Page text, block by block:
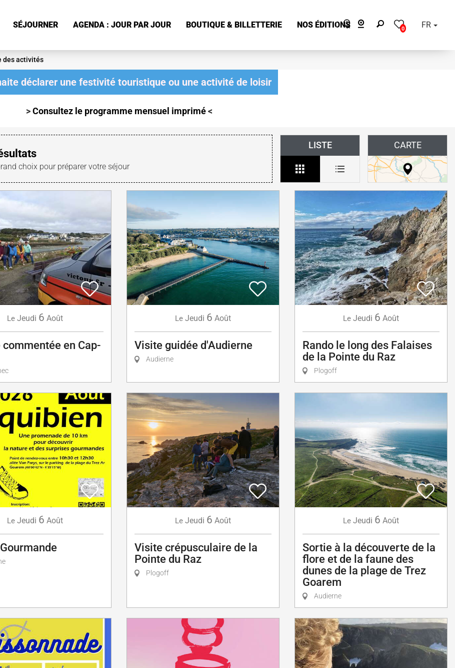
0 FR
SÉJOURNER AGENDA : JOUR PAR JOUR BOUTIQUE & BILLETTERIE NOS ÉDITIONS
des activités
déclarer une festivité touristique ou une activité de loisir
>Consultez le programme mensuel imprimé<
choix pour préparer votre séjour
LISTE CARTE
Le Jeudi 6 Août
commentée en Cap-
Le Jeudi 6 Août
Visite guidée d'Audierne
Audierne
Le Jeudi 6 Août
Rando le long des Falaises
de la Pointe du Raz
Plogoff
Le Jeudi 6 Août Le Jeudi 6 Août
Visite crépusculaire de la
Pointe du Raz
Plogoff
Le Jeudi 6 Août
Sortie à la découverte de la
flore et de la faune des
dunes de la plage de Trez
Goarem
Audierne